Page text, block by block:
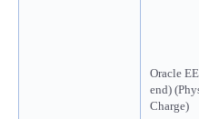
Oracle
end)
Charge)